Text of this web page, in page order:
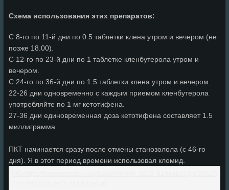
Схема использования этих препаратов:
С 8-го по 11-й дни по 0.5 таблетки клена утром и вечером (не
позже 18.00).
С 12-го по 23-й дни по 1 таблетке кленбутерола утром и
вечером.
С 24-го по 36-й дни по 1.5 таблетки клена утром и вечером.
22-26 дни одновременно с каждым приемом кленбутерола
употребляйте по 1 мг кетотифена.
27-36 дни единовременная доза кетотифена составляет 1.5
миллиграмма.
ПКТ начинается сразу после отмены станозолола (с 46-го
дня). Я в этот период времени использовал кломид.